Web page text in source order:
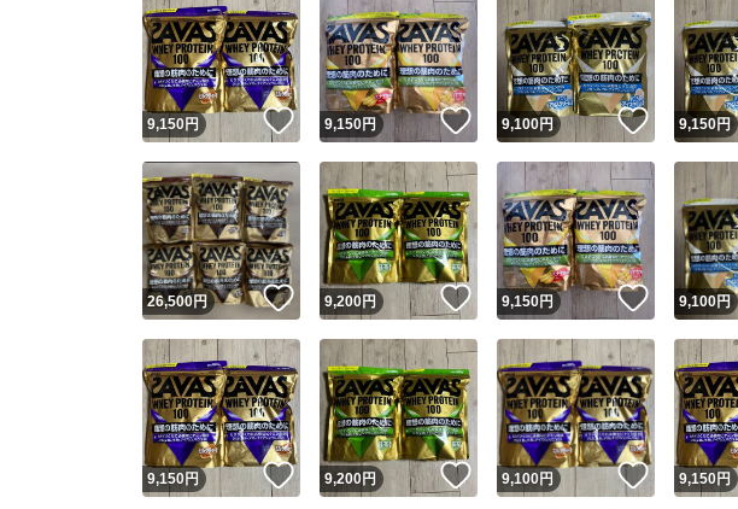
9,150円 いいね！
9,150円 いいね！
9,100円 いいね！
9,150円
26,500円 いいね！
9,200円 いいね！
9,150円 いいね！
9,100円
9,150円 いいね！
9,200円 いいね！
9,100円 いいね！
9,150円